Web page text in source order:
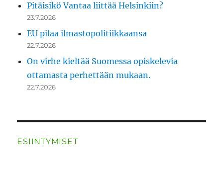
Pitäisikö Vantaa liittää Helsinkiin?
23.7.2026
EU pilaa ilmastopolitiikkaansa
22.7.2026
On virhe kieltää Suomessa opiskelevia
ottamasta perhettään mukaan.
22.7.2026
ESIINTYMISET